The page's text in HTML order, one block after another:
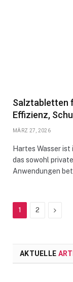
Salztabletten
Effizienz,
MÄRZ 27, 2026
Hartes Wasser
das sowohl
Anwendungen
1 2 Next
AKTUELLE